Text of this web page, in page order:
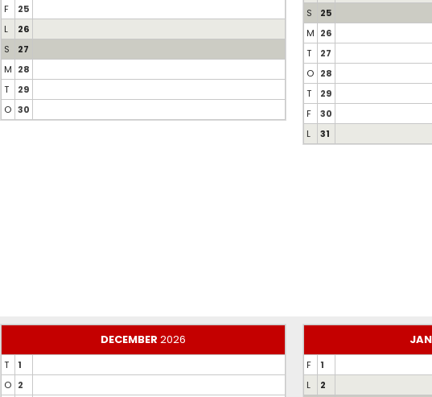
F
25
L
26
S
27
M 28
T
29
O 30
S
25
M 26
T
27
O 28
T
29
F
30
L
31
DECEMBER 2026
T
1
O 2
F
1
L
2